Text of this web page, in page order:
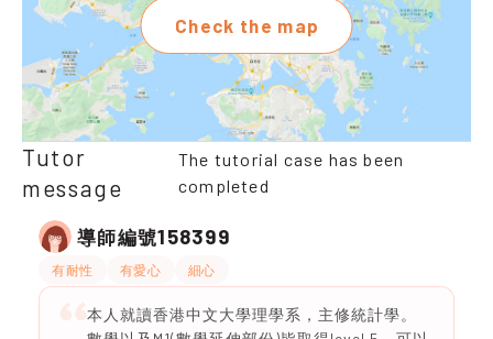
Check the map
Tutor
message
The tutorial case has been
completed
導師編號158399
有耐性 有愛心 細心
本人就讀香港中文大學理學系，主修統計學。